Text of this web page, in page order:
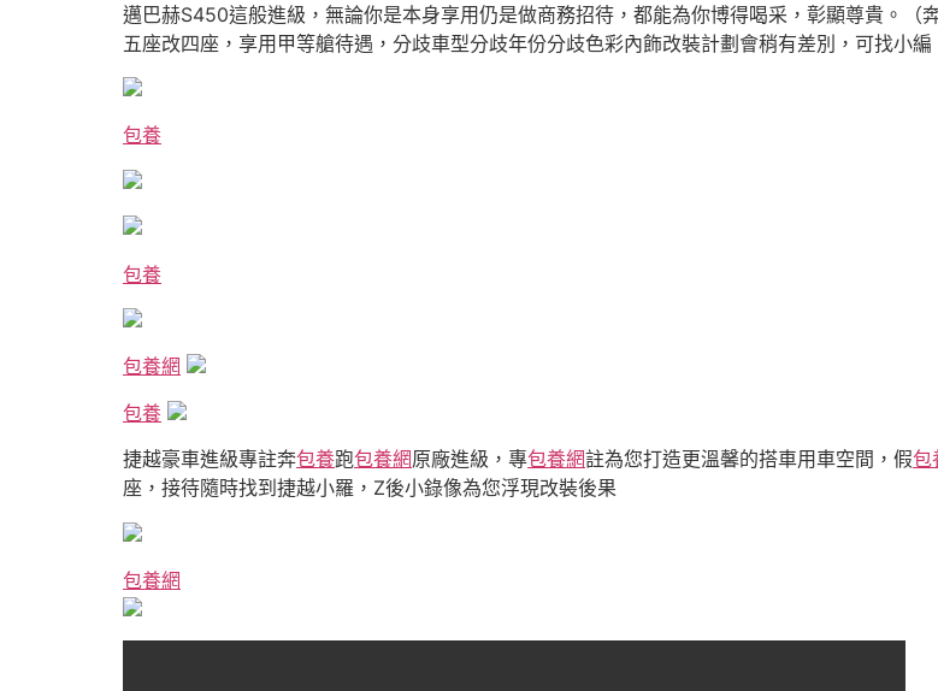
邁巴赫S450這般進級，無論你是本身享用仍是做商務招待，都能為你博得喝采，彰顯尊貴。（
五座改四座，享用甲等艙待遇，分歧車型分歧年份分歧色彩內飾改裝計劃會稍有差別，可找小編
包養
包養
包養網
包養
捷越豪車進級專註奔包養跑包養網原廠進級，專包養網註為您打造更溫馨的搭車用車空間，假包
座，接待隨時找到捷越小羅，Z後小錄像為您浮現改裝後果
包養網